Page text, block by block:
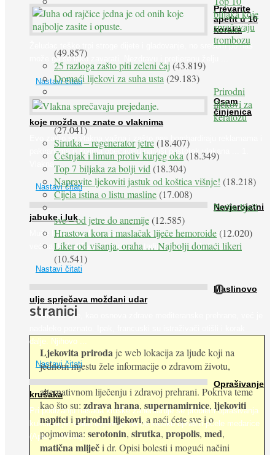
Prevarite
apetit u 10
koraka
Želudac teško trpi stroge dijete i gladovanje, no srećom po nas
može ga se lako zavarati. Nezdravu i pretjeranu želju ...
Nastavi čitati
Osam
činjenica
koje možda ne znate o vlaknima
Evo zašto su vlakna važna i zašto nas bombardiraju reklamama i
pakiranjima u kojima obećavaju najviši postotak vlakana ... 1.
Vlakna ...
Nastavi čitati
Nevjerojatni
jabuke i luk
Muče li vas tegobe vezane uz srce, oči i živce, od kojih pati
većina dijabetičara u kasnijem stadiju bolesti, jabuke ...
Nastavi čitati
Maslinovo
ulje sprječava moždani udar
Maslinovo ulje, kao osnova zdrave mediteranske prehrane, već je
dalje. Njihovo ...
Nastavi čitati
Oprašivanje
krušaka
Pri podizanju nasada kruške zanemaruje se problem oprašivanja
kukcima jer vlada uvjerenje da će krušku oprašiti pčele medarice
(Apis mellifera). ...
biljaka koje
sprečavaju
trombozu
(49.857)
25 razloga zašto piti zeleni čaj(43.819)
Domaći lijekovi za suha usta (29.183)
Prirodni
lijekovi za
keratozu
(27.041)
Sirutka – regenerator jetre(18.407)
Češnjak i limun protiv kurjeg oka (18.349)
Top 7 biljaka za bolji vid (18.304)
Napravite ljekoviti jastuk od koštica višnje! (18.218)
Cijela istina o listu masline(17.008)
Peršin liječi
sve – od jetre do anemije(12.585)
Hrastova kora i maslačak liječe hemoroide(12.020)
Liker od višanja, oraha … Najbolji domaći likeri
(10.541)
O
stranici
Ljekovita priroda je web lokacija za ljude koji na
jednom mjestu žele informacije o zdravom životu,
alternativnom liječenju i zdravoj prehrani. Pokriva teme
kao što su: zdrava hrana, supernamirnice, ljekoviti
napitciiprirodni lijekovi, a naći ćete sve i o
pojmovima: serotonin, sirutka, propolis, med,
matična mliječi dr. Opisi bolesti i mogući načini